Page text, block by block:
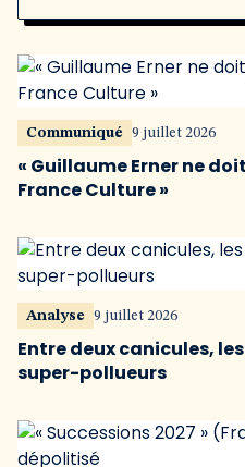
Communiqué 9 juillet 2026
« Guillaume Erner ne
France Culture »
Analyse 9 juillet 2026
Entre deux canicules,
super-pollueurs